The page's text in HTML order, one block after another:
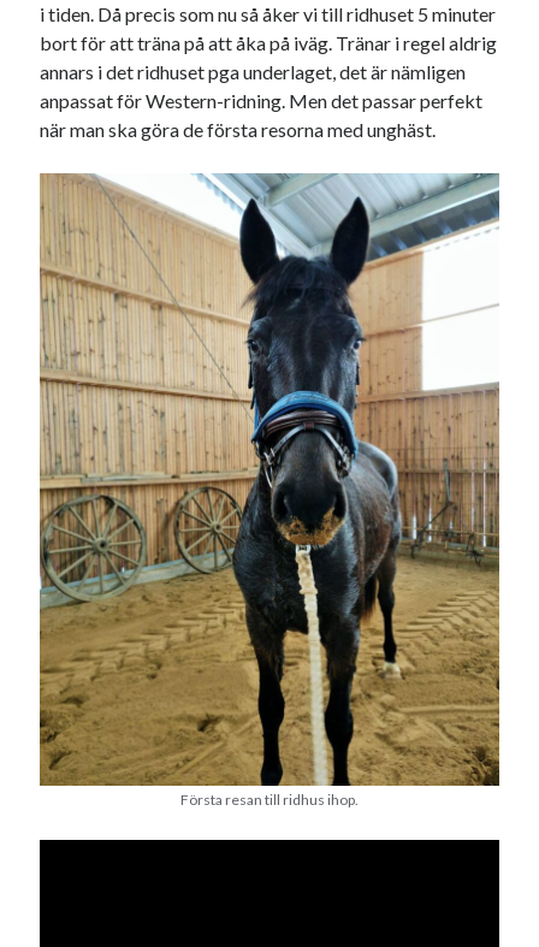
i tiden. Då precis som nu så åker vi till ridhuset 5 minuter
bort för att träna på att åka på iväg. Tränar i regel aldrig
annars i det ridhuset pga underlaget, det är nämligen
anpassat för Western-ridning. Men det passar perfekt
när man ska göra de första resorna med unghäst.
Första resan till ridhus ihop.